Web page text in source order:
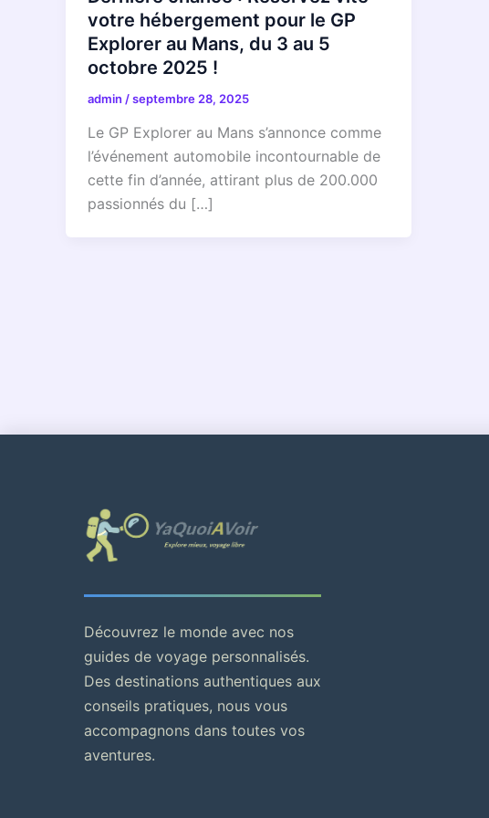
votre hébergement pour le GP
Explorer au Mans, du 3 au 5
octobre 2025 !
admin /septembre 28, 2025
Le GP Explorer au Mans s’annonce comme
l’événement automobile incontournable de
cette fin d’année, attirant plus de 200.000
passionnés du […]
Découvrez le monde avec nos
guides de voyage personnalisés.
Des destinations authentiques aux
conseils pratiques, nous vous
accompagnons dans toutes vos
aventures.